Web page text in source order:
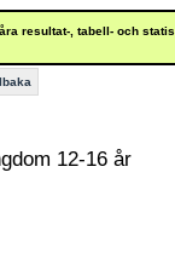
resultat-, tabell- och
12-16 år